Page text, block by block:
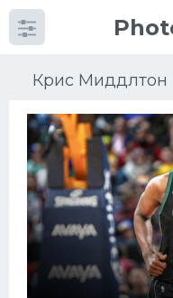
Крис Миддлтон
Категории
Еще картинки...